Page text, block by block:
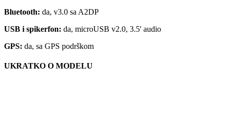
Bluetooth: da, v3.0 sa A2DP
USB i spikerfon: da, microUSB v2.0, 3.5' audio
GPS: da, sa GPS podrškom
UKRATKO O MODELU